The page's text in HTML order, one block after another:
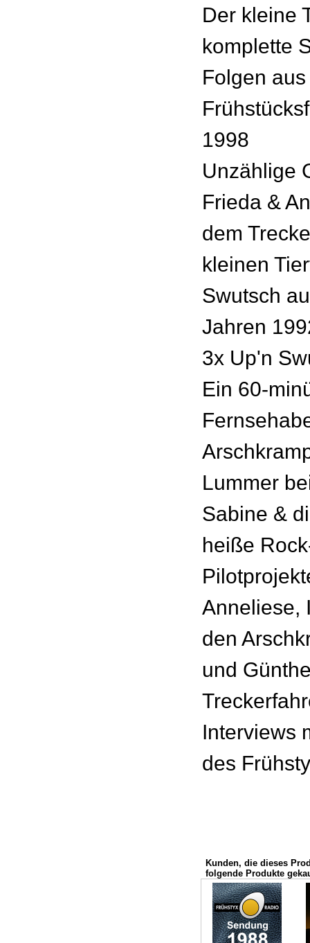
Der kleine
komplette
Folgen
1998
Unzählige
Frieda &
dem
kleinen
Swutsch
Jahren
3x Up'n
Ein 60-
Lummer
Sabine &
heiße
Anneliese,
den
und
Interviews
des
Kunden, die dieses
folgende Produkte